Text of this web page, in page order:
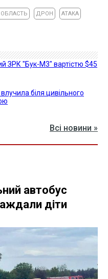
ДРОН АТАКА
ЗРК "Бук-М3" вартістю $45
біля цивільного
Всі новини »
автобус
діти